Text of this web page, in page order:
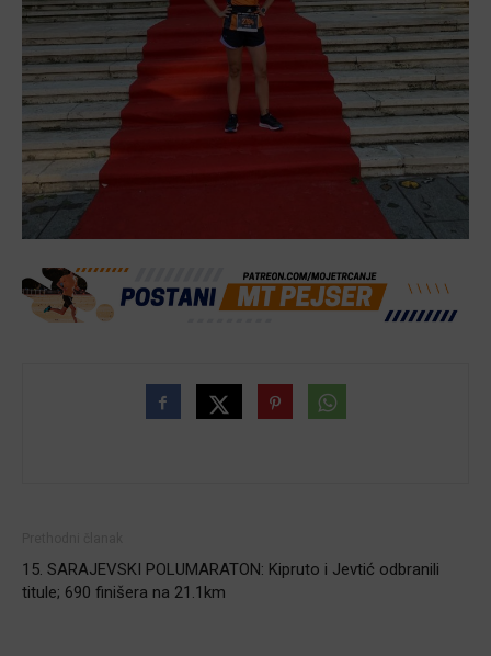
15. SARAJEVSKI POLUMARATON: Kipruto i Jevtić odbranili
titule; 690 finišera na 21.1km